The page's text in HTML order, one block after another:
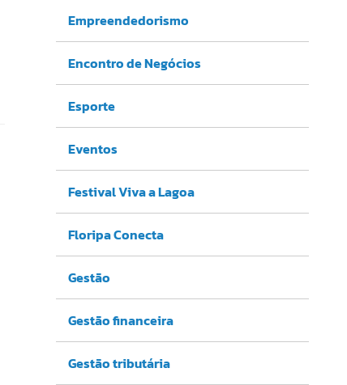
Empreendedorismo
Encontro de Negócios
Esporte
Eventos
Festival Viva a Lagoa
Floripa Conecta
Gestão
Gestão financeira
Gestão tributária